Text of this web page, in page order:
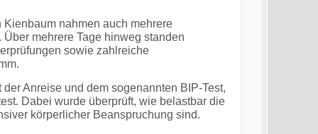
nahmen auch mehrere
mehrere Tage hinweg standen
sowie zahlreiche
Anreise und dem sogenannten BIP-Test,
Dabei wurde überprüft, wie belastbar die
körperlicher Beanspruchung sind.